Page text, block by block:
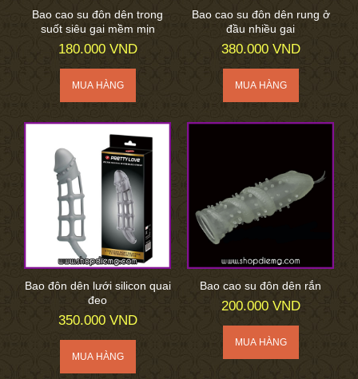
Bao cao su đôn dên trong
suốt siêu gai mềm mịn
180.000 VND
Bao cao su đôn dên rung ở
đầu nhiều gai
380.000 VND
Bao đôn dên lưới silicon quai
đeo
350.000 VND
Bao cao su đôn dên rắn
200.000 VND